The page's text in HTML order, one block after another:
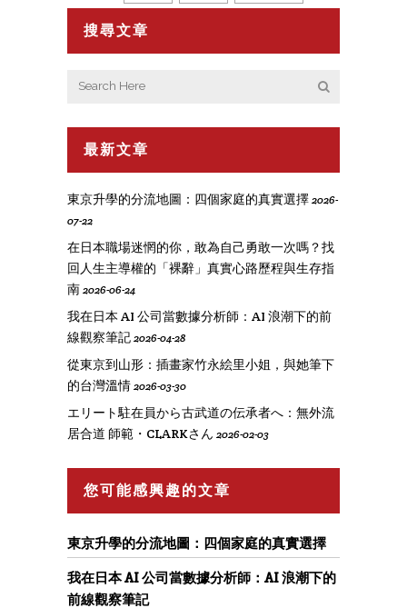
搜尋文章
最新文章
東京升學的分流地圖：四個家庭的真實選擇 2026-
07-22
在日本職場迷惘的你，敢為自己勇敢一次嗎？找
回人生主導權的「裸辭」真實心路歷程與生存指
南 2026-06-24
我在日本 AI 公司當數據分析師：AI 浪潮下的前
線觀察筆記 2026-04-28
從東京到山形：插畫家竹永絵里小姐，與她筆下
的台灣溫情 2026-03-30
エリート駐在員から古武道の伝承者へ：無外流
居合道 師範・CLARKさん 2026-02-03
您可能感興趣的文章
東京升學的分流地圖：四個家庭的真實選擇
我在日本 AI 公司當數據分析師：AI 浪潮下的
前線觀察筆記